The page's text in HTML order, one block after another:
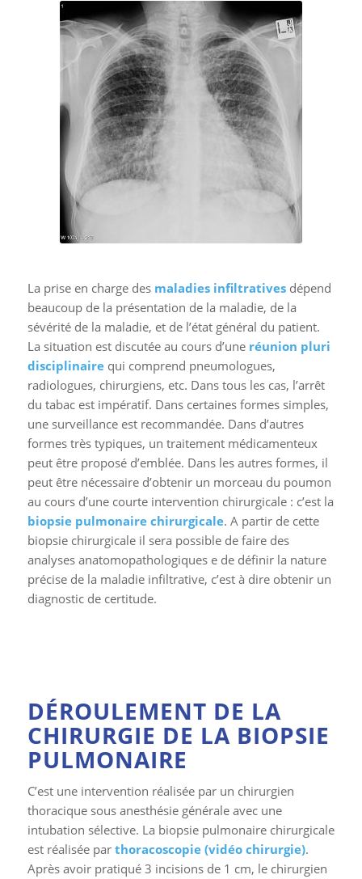
La prise en charge des maladies infiltrativesdépend
beaucoup de la présentation de la maladie, de la
sévérité de la maladie, et de l’état général du patient.
La situation est discutée au cours d’une réunion pluri
disciplinairequi comprend pneumologues,
radiologues, chirurgiens, etc. Dans tous les cas, l’arrêt
du tabac est impératif. Dans certaines formes simples,
une surveillance est recommandée. Dans d’autres
formes très typiques, un traitement médicamenteux
peut être proposé d’emblée. Dans les autres formes, il
peut être nécessaire d’obtenir un morceau du poumon
au cours d’une courte intervention chirurgicale : c’est la
biopsie pulmonaire chirurgicale. A partir de cette
biopsie chirurgicale il sera possible de faire des
analyses anatomopathologiques e de définir la nature
précise de la maladie infiltrative, c’est à dire obtenir un
diagnostic de certitude.
DÉROULEMENT DE LA
CHIRURGIE DE LA BIOPSIE
PULMONAIRE
C’est une intervention réalisée par un chirurgien
thoracique sous anesthésie générale avec une
intubation sélective. La biopsie pulmonaire chirurgicale
est réalisée par thoracoscopie (vidéo chirurgie).
Après avoir pratiqué 3 incisions de 1 cm, le chirurgien